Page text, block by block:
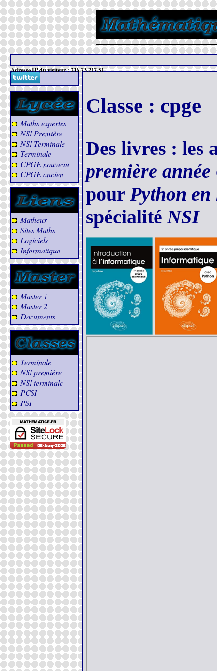
Adresse IP du visiteur : 216.73.217.51
Maths expertes
NSI Première
NSI Terminale
Terminale
CPGE nouveau
CPGE ancien
Matheux
Sites Maths
Logiciels
Informatique
Master 1
Master 2
Documents
Terminale
NSI première
NSI terminale
PCSI
PSI
Classe : cpge
Des livres : les
première année
pour Python en
spécialitéNSI